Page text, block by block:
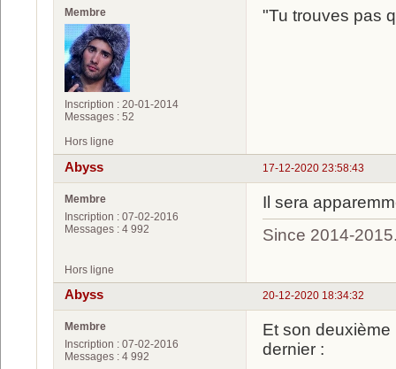
Membre
Inscription : 20-01-2014
Messages : 52
"Tu trouves pas
Hors ligne
17-12-2020 23:58:43
Abyss
Membre
Inscription : 07-02-2016
Messages : 4 992
Il sera
Since 2014-
Hors ligne
20-12-2020 18:34:32
Abyss
Membre
Inscription : 07-02-2016
Messages : 4 992
Et son
dernier :